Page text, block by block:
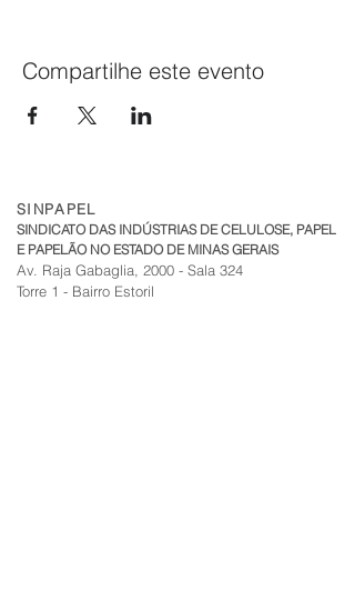
Compartilhe este evento
SINPAPEL
SINDICATO DAS INDÚSTRIAS DE CELULOSE, PAPEL
E PAPELÃO NO ESTADO DE MINAS GERAIS
Av. Raja Gabaglia, 2000 - Sala 324
Torre 1 - Bairro Estoril